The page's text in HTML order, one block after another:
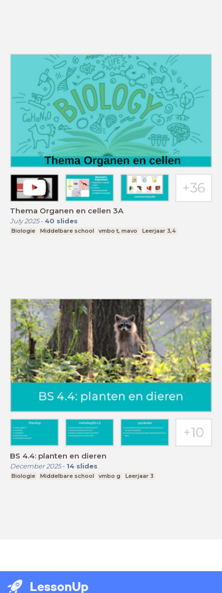
Thema Organen en cellen 3A
July 2025- 40 slides
Biologie Middelbare school vmbo t, mavo Leerjaar 3,4
BS 4.4: planten en dieren
December 2025- 14 slides
Biologie Middelbare school vmbo g Leerjaar 3
LessonUp